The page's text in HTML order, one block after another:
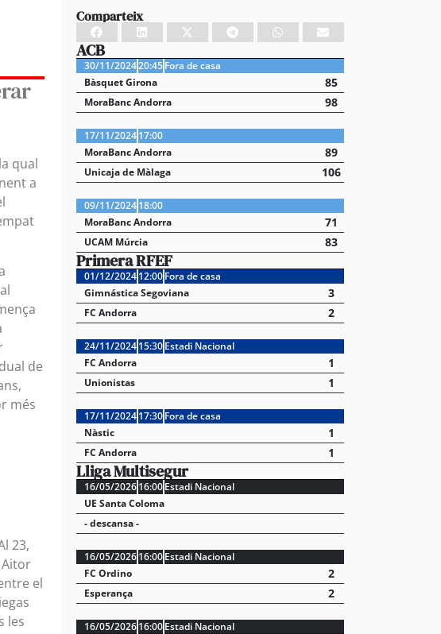
qual
a
de
més
23,
Aitor
el
les
Comparteix
ACB
30/11/202420:45 Fora de casa
Bàsquet Girona
85
MoraBanc Andorra 98
17/11/2024 17:00
MoraBanc Andorra
89
Unicaja de Màlaga 106
09/11/2024 18:00
MoraBanc Andorra
71
UCAM Múrcia 83
Primera RFEF
01/12/2024 12:00 Fora de casa
Gimnástica Segoviana
3
FC Andorra 2
24/11/2024 15:30 Estadi Nacional
FC Andorra
1
Unionistas 1
17/11/2024 17:30 Fora de casa
Nàstic
1
FC Andorra 1
Lliga Multisegur
16/05/2026 16:00 Estadi Nacional
UE Santa Coloma
- descansa -
16/05/2026 16:00 Estadi Nacional
FC Ordino
2
Esperança 2
16/05/2026 16:00 Estadi Nacional